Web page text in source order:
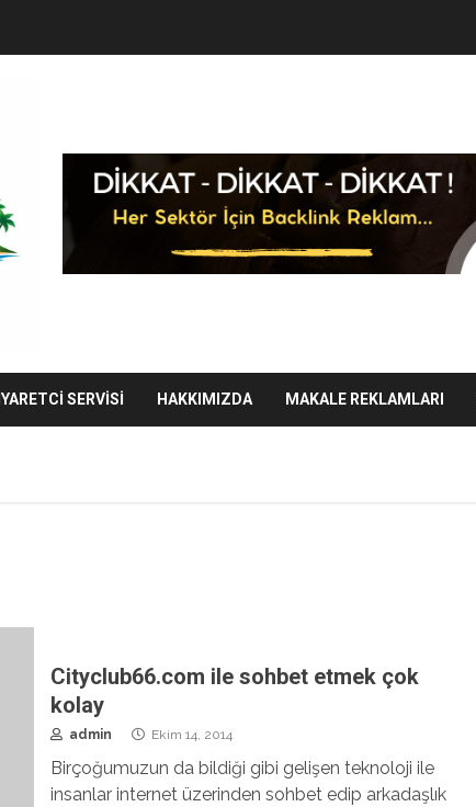
SERVISI HAKKIMIZDA MAKALE REKLAMLARI
Cityclub66.com ile sohbet etmek çok
kolay
admin Ekim 14, 2014
Birçoğumuzun da bildiği gibi gelişen teknoloji ile
insanlar internet üzerinden sohbet edip arkadaşlık